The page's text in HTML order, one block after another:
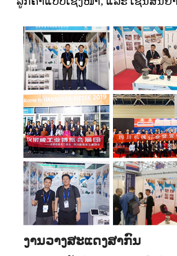
ງານວາງສະແດງສາກົນ